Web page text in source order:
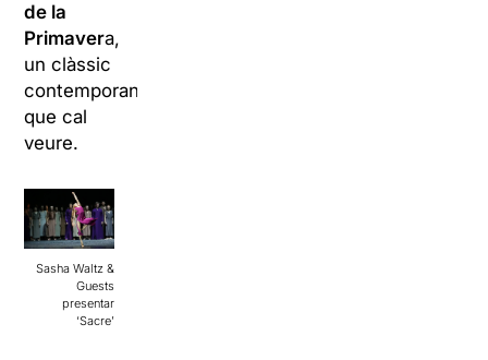
de la
Primavera,
un clàssic
contemporani
que cal
veure.
Sasha Waltz &
Guests
presentar
‘Sacre’